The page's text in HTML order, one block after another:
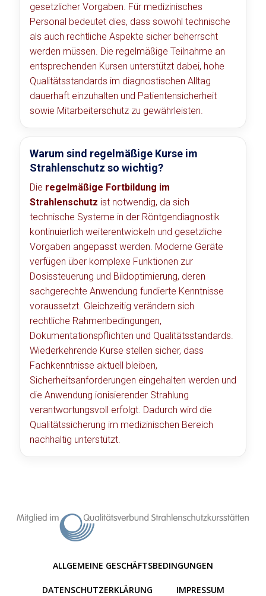
gesetzlicher Vorgaben. Für medizinisches
Personal bedeutet dies, dass sowohl technische
als auch rechtliche Aspekte sicher beherrscht
werden müssen. Die regelmäßige Teilnahme an
entsprechenden Kursen unterstützt dabei, hohe
Qualitätsstandards im diagnostischen Alltag
dauerhaft einzuhalten und Patientensicherheit
sowie Mitarbeiterschutz zu gewährleisten.
Warum sind regelmäßige Kurse im
Strahlenschutz so wichtig?
Die regelmäßige Fortbildung im
Strahlenschutz ist notwendig, da sich
technische Systeme in der Röntgendiagnostik
kontinuierlich weiterentwickeln und gesetzliche
Vorgaben angepasst werden. Moderne Geräte
verfügen über komplexe Funktionen zur
Dosissteuerung und Bildoptimierung, deren
sachgerechte Anwendung fundierte Kenntnisse
voraussetzt. Gleichzeitig verändern sich
rechtliche Rahmenbedingungen,
Dokumentationspflichten und Qualitätsstandards.
Wiederkehrende Kurse stellen sicher, dass
Fachkenntnisse aktuell bleiben,
Sicherheitsanforderungen eingehalten werden und
die Anwendung ionisierender Strahlung
verantwortungsvoll erfolgt. Dadurch wird die
Qualitätssicherung im medizinischen Bereich
nachhaltig unterstützt.
ALLGEMEINE GESCHÄFTSBEDINGUNGEN
DATENSCHUTZERKLÄRUNG IMPRESSUM